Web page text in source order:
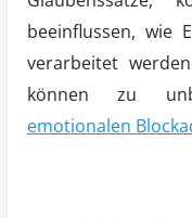
beeinflussen, wie
verarbeitet
können zu
emotionalen